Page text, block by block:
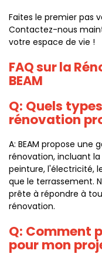
Faites le premier pas
Contactez-nous
votre espace de vie !
FAQ sur la
BEAM
Q: Quels
rénovation
A: BEAM propose
rénovation, incluant
peinture, l'électricité,
que le terrassement.
prête à répondre à
rénovation.
Q: Comment
pour mon